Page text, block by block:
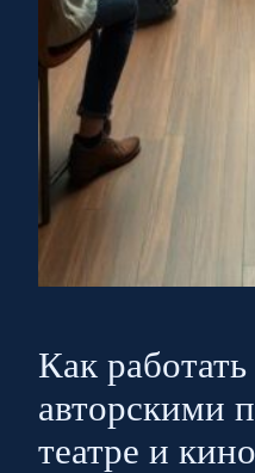
Как
авторскими
театре и кино